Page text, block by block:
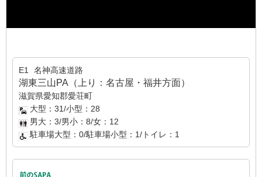
E1 名神高速道路
湖東三山PA（上り：名古屋・福井方面）
滋賀県愛知郡愛荘町
大型：31/小型：28
男大：3/男小：8/女：12
駐車場大型：0/駐車場小型：1/トイレ：1